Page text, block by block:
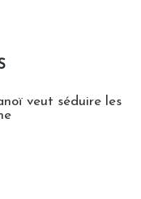
veut séduire les